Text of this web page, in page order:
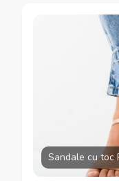
Sandale cu toc